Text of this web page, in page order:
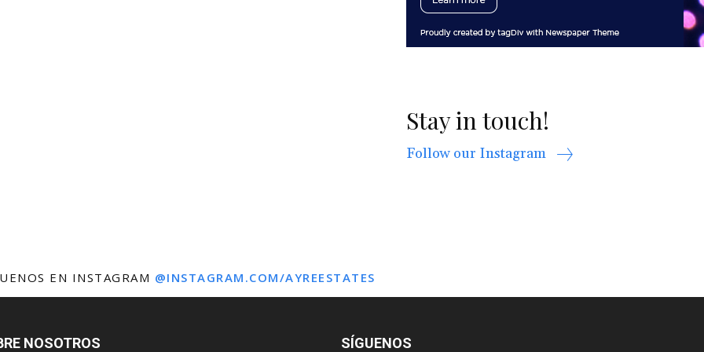
Stay in touch!
Follow our Instagram
EN INSTAGRAM @INSTAGRAM.COM/AYREESTATES
NOSOTROS SÍGUENOS